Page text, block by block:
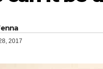
2017